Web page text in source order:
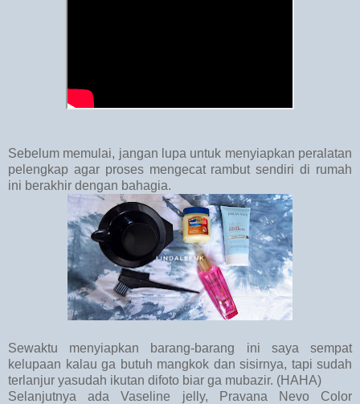
Sebelum memulai, jangan lupa untuk menyiapkan peralatan
pelengkap agar proses mengecat rambut sendiri di rumah
ini berakhir dengan bahagia.
Sewaktu menyiapkan barang-barang ini saya sempat
kelupaan kalau ga butuh mangkok dan sisirnya, tapi sudah
terlanjur yasudah ikutan difoto biar ga mubazir. (HAHA)
Selanjutnya ada Vaseline jelly, Pravana Nevo Color